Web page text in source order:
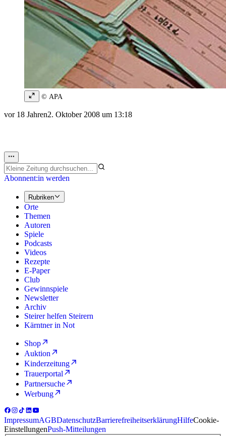
© APA
vor 18 Jahren2. Oktober 2008 um 13:18
Abonnent:in werden
Rubriken
Orte
Themen
Autoren
Spiele
Podcasts
Videos
Rezepte
E-Paper
Club
Gewinnspiele
Newsletter
Archiv
Steirer helfen Steirern
Kärntner in Not
Shop
Auktion
Kinderzeitung
Trauerportal
Partnersuche
Werbung
ImpressumAGBDatenschutzBarrierefreiheitserklärungHilfeCookie-
EinstellungenPush-Mitteilungen